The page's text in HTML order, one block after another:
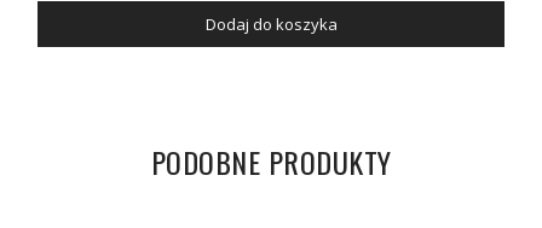
Dodaj do koszyka
PODOBNE PRODUKTY